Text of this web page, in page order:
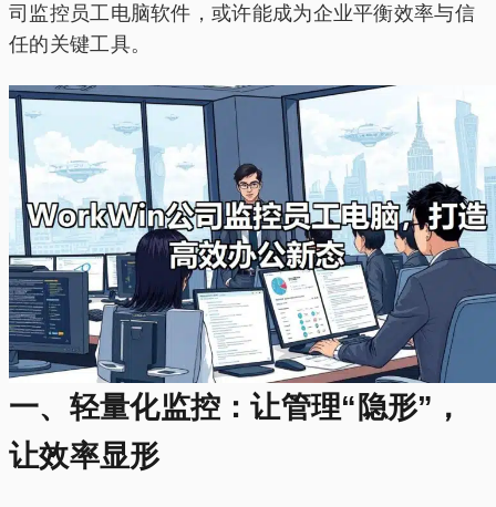
司监控员工电脑软件，或许能成为企业平衡效率与信
任的关键工具。
一、轻量化监控：让管理“隐形”，
让效率显形‌